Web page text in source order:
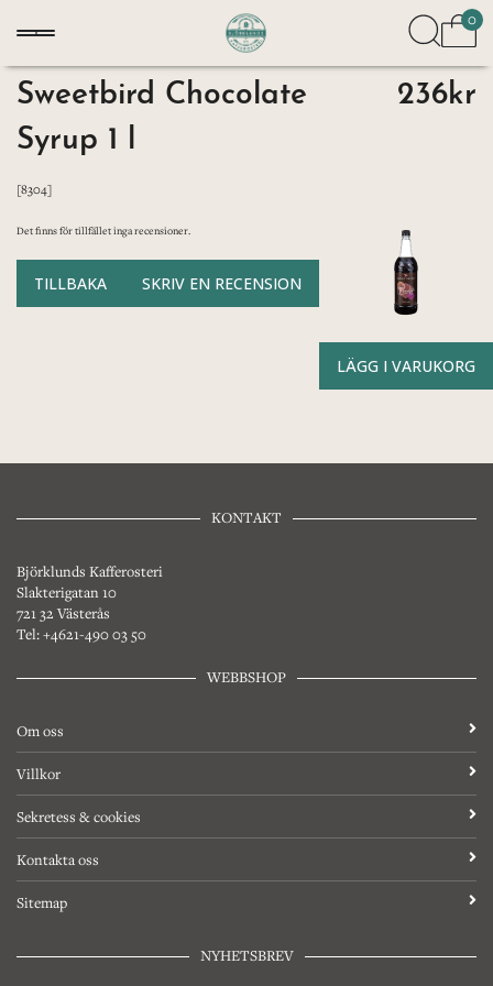
0
Sweetbird Chocolate
Syrup 1 l
[8304]
236kr
Det finns för tillfället inga recensioner.
TILLBAKA SKRIV EN RECENSION
LÄGG I VARUKORG
KONTAKT
Björklunds Kafferosteri
Slakterigatan 10
721 32 Västerås
Tel: +4621-490 03 50
WEBBSHOP
Om oss
Villkor
Sekretess & cookies
Kontakta oss
Sitemap
NYHETSBREV